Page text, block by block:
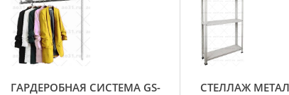
ГАРДЕРОБНАЯ СИСТЕМА GS-
СТЕЛЛАЖ